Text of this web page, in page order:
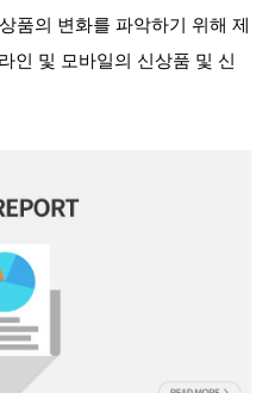
품의 변화를 파악하기 위해 제
인 및 모바일의 신상품 및 신